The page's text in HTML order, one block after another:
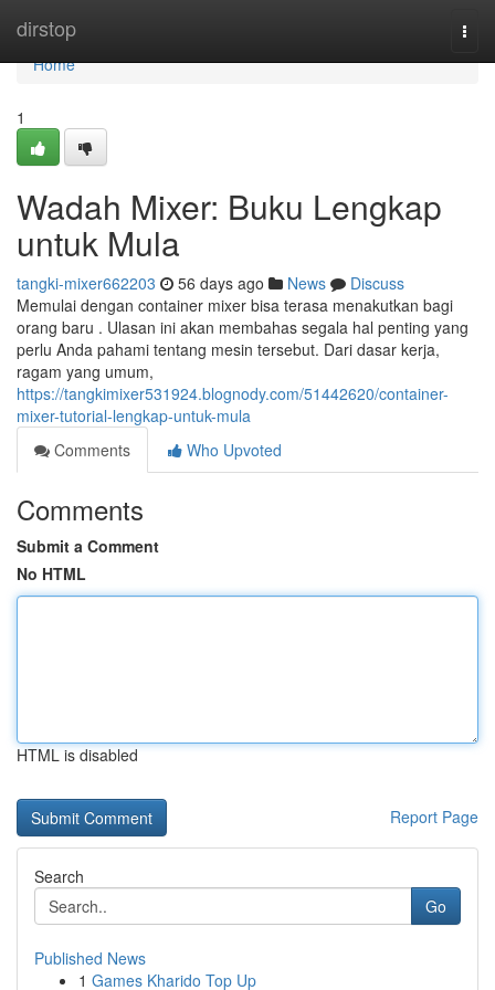
dirstop
Home
Home
1
Wadah Mixer: Buku Lengkap
untuk Mula
tangki-mixer662203 56 days ago News
Discuss
Memulai dengan container mixer bisa terasa menakutkan bagi
orang baru . Ulasan ini akan membahas segala hal penting yang
perlu Anda pahami tentang mesin tersebut. Dari dasar kerja,
ragam yang umum,
https://tangkimixer531924.blognody.com/51442620/container-
mixer-tutorial-lengkap-untuk-mula
Comments
Who Upvoted
Comments
Submit a Comment
No HTML
HTML is disabled
Report Page
Search
Go
Published News
1 Games Kharido Top Up